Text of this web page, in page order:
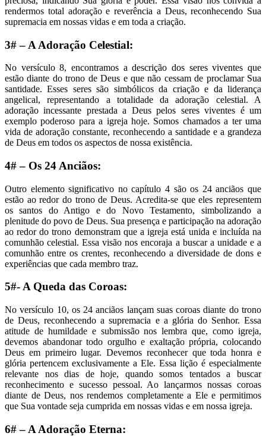
rendermos total adoração e reverência a Deus, reconhecendo Sua
supremacia em nossas vidas e em toda a criação.
3# – A Adoração Celestial:
No versículo 8, encontramos a descrição dos seres viventes que
estão diante do trono de Deus e que não cessam de proclamar Sua
santidade. Esses seres são simbólicos da criação e da liderança
angelical, representando a totalidade da adoração celestial. A
adoração incessante prestada a Deus pelos seres viventes é um
exemplo poderoso para a igreja hoje. Somos chamados a ter uma
vida de adoração constante, reconhecendo a santidade e a grandeza
de Deus em todos os aspectos de nossa existência.
4# – Os 24 Anciãos:
Outro elemento significativo no capítulo 4 são os 24 anciãos que
estão ao redor do trono de Deus. Acredita-se que eles representem
os santos do Antigo e do Novo Testamento, simbolizando a
plenitude do povo de Deus. Sua presença e participação na adoração
ao redor do trono demonstram que a igreja está unida e incluída na
comunhão celestial. Essa visão nos encoraja a buscar a unidade e a
comunhão entre os crentes, reconhecendo a diversidade de dons e
experiências que cada membro traz.
5#- A Queda das Coroas:
No versículo 10, os 24 anciãos lançam suas coroas diante do trono
de Deus, reconhecendo a supremacia e a glória do Senhor. Essa
atitude de humildade e submissão nos lembra que, como igreja,
devemos abandonar todo orgulho e exaltação própria, colocando
Deus em primeiro lugar. Devemos reconhecer que toda honra e
glória pertencem exclusivamente a Ele. Essa lição é especialmente
relevante nos dias de hoje, quando somos tentados a buscar
reconhecimento e sucesso pessoal. Ao lançarmos nossas coroas
diante de Deus, nos rendemos completamente a Ele e permitimos
que Sua vontade seja cumprida em nossas vidas e em nossa igreja.
6# – A Adoração Eterna: